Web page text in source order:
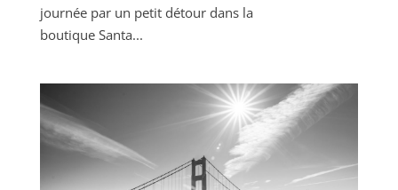
journée par un petit détour dans la
boutique Santa...